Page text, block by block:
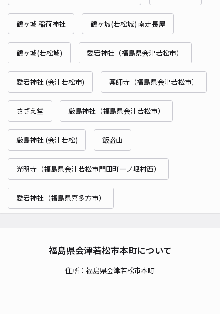
鶴ヶ城 稲荷神社 鶴ヶ城(若松城) 南走長屋
鶴ヶ城(若松城) 愛宕神社（福島県会津若松市）
愛宕神社 (会津若松市) 薬師寺（福島県会津若松市）
さざえ堂 厳島神社（福島県会津若松市）
厳島神社 (会津若松) 飯盛山
光明寺（福島県会津若松市門田町一ノ堰村西）
愛宕神社（福島県喜多方市）
福島県会津若松市本町について
住所：福島県会津若松市本町